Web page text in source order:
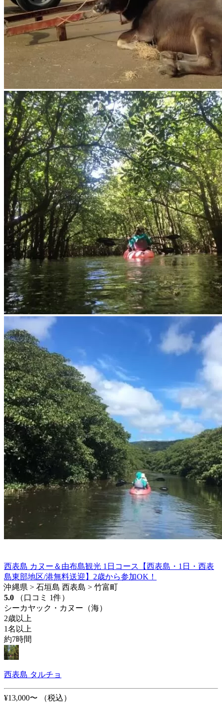
西表島 カヌー＆由布島観光 1日コース【西表島・1日・西表
島東部地区/港無料送迎】2歳から参加OK！
沖縄県 > 石垣島 西表島 > 竹富町
5.0
（口コミ 1件）
シーカヤック・カヌー（海）
2歳以上
1名以上
約7時間
西表島 タルチョ
¥13,000〜 （税込）